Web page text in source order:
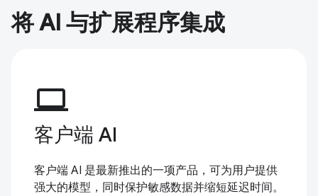
将 AI 与扩展程序集成
computer
客户端 AI
客户端 AI 是最新推出的一项产品，可为用户提供
强大的模型，同时保护敏感数据并缩短延迟时间。